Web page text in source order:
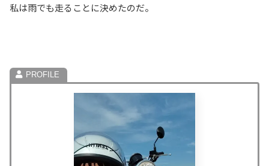
私は雨でも走ることに決めたのだ。